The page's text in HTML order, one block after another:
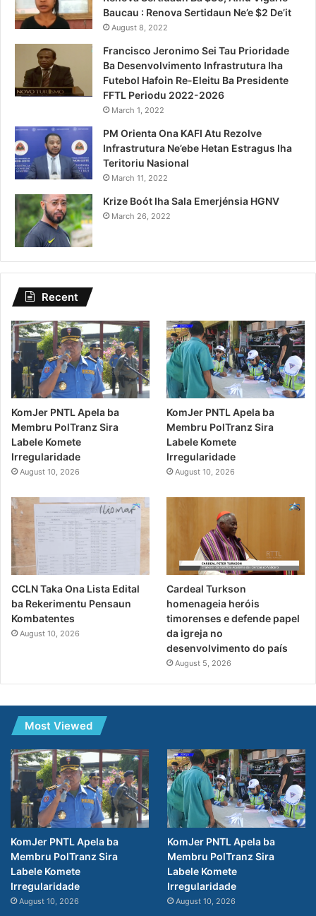
Baucau : Renova Sertidaun Ne’e $2 De’it
August 8, 2022
Francisco Jeronimo Sei Tau Prioridade
Ba Desenvolvimento Infrastrutura Iha
Futebol Hafoin Re-Eleitu Ba Presidente
FFTL Periodu 2022-2026
March 1, 2022
PM Orienta Ona KAFI Atu Rezolve
Infrastrutura Ne’ebe Hetan Estragus Iha
Teritoriu Nasional
March 11, 2022
Krize Boót Iha Sala Emerjénsia HGNV
March 26, 2022
Recent
KomJer PNTL Apela ba
Membru PolTranz Sira
Labele Komete
Irregularidade
August 10, 2026
KomJer PNTL Apela ba
Membru PolTranz Sira
Labele Komete
Irregularidade
August 10, 2026
CCLN Taka Ona Lista Edital
ba Rekerimentu Pensaun
Kombatentes
August 10, 2026
Cardeal Turkson
homenageia heróis
timorenses e defende papel
da igreja no
desenvolvimento do país
August 5, 2026
Most Viewed
KomJer PNTL Apela ba
Membru PolTranz Sira
Labele Komete
Irregularidade
August 10, 2026
KomJer PNTL Apela ba
Membru PolTranz Sira
Labele Komete
Irregularidade
August 10, 2026